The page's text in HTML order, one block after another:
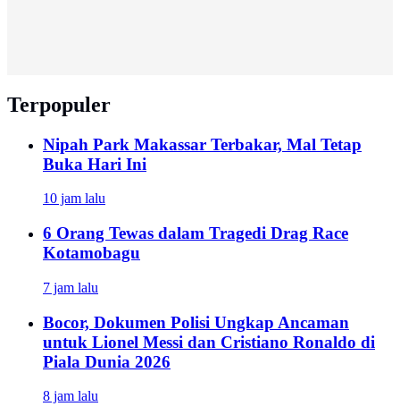
Terpopuler
Nipah Park Makassar Terbakar, Mal Tetap
Buka Hari Ini
10 jam lalu
6 Orang Tewas dalam Tragedi Drag Race
Kotamobagu
7 jam lalu
Bocor, Dokumen Polisi Ungkap Ancaman
untuk Lionel Messi dan Cristiano Ronaldo di
Piala Dunia 2026
8 jam lalu